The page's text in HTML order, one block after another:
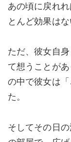
あの頃に戻れ
とんど効果はな
ただ、彼女自
て想うことが
の中で彼女は「
た。
そしてその日